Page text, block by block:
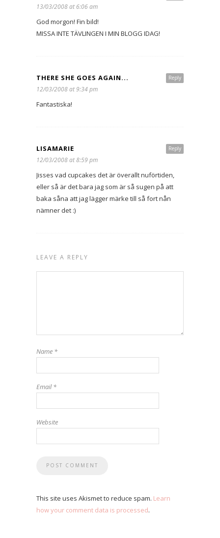
13/03/2008 at 6:06 am
God morgon! Fin bild!
MISSA INTE TÄVLINGEN I MIN BLOGG IDAG!
Reply
THERE SHE GOES AGAIN...
12/03/2008 at 9:34 pm
Fantastiska!
Reply
LISAMARIE
12/03/2008 at 8:59 pm
Jisses vad cupcakes det är överallt nuförtiden,
eller så är det bara jag som är så sugen på att
baka såna att jag lägger märke till så fort nån
nämner det :)
LEAVE A REPLY
Name *
Email*
Website
This site uses Akismet to reduce spam. Learn
how your comment data is processed.